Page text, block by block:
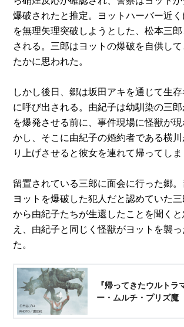
爆破されたと推定。ヨットハーバー近
を無理矢理突破しようとした、松本三
される。三郎はヨットの爆破を自供し
たかに思われた。
しかし後日、郷は坂田アキを通じて生
に呼び出される。由紀子は幼馴染の三
を爆発させる前に、事件現場に怪獣が
かし、そこに由紀子の婚約者である横
り上げさせると彼女を連れて帰ってしま
留置されている三郎に面会に行った郷
ヨットを爆破した犯人だと認めていた
から由紀子たちが生還したことを聞く
え、由紀子と同じく怪獣がヨットを襲
た。
『帰ってきたウルトラ
ー・ムルチ・プリズ